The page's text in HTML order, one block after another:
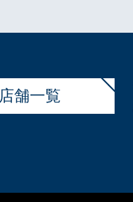
店舗一覧